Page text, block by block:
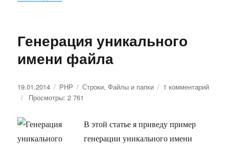
Генерация уникального
имени файла
Опубликовано
19.01.2014 Рубрики
PHP Метки
Строки,Файлы и папки 1 комментарий
Просмотры: 2 761
В этой статье я приведу пример
генерации уникального имени